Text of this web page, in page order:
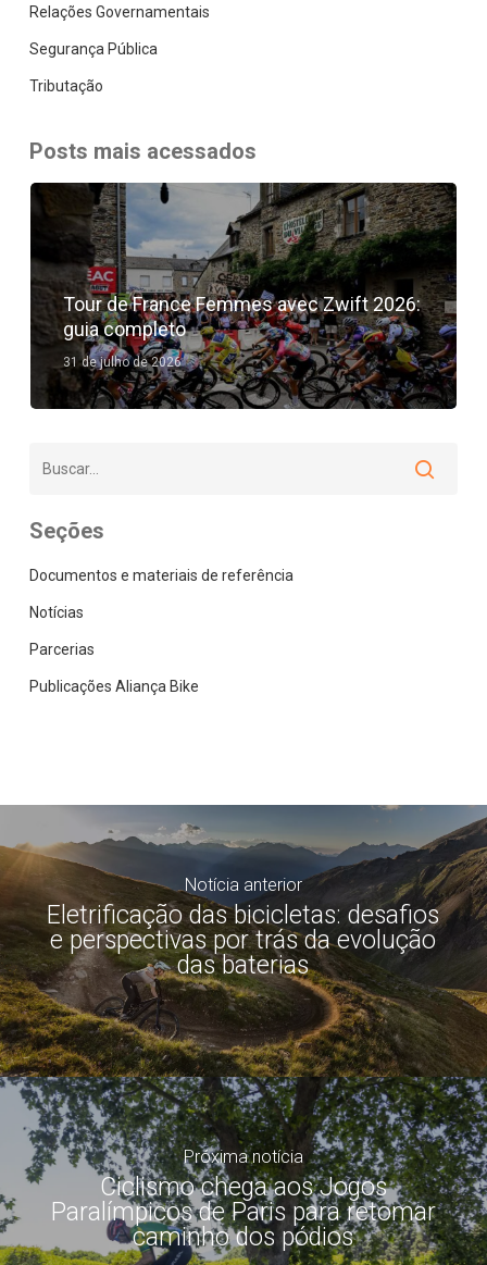
Relações Governamentais
Segurança Pública
Tributação
Posts mais acessados
Tour de France Femmes avec Zwift 2026:
guia completo
31 de julho de 2026
Seções
Documentos e materiais de referência
Notícias
Parcerias
Publicações Aliança Bike
Notícia anterior
Eletrificação das bicicletas: desafios
e perspectivas por trás da evolução
das baterias
Próxima notícia
Ciclismo chega aos Jogos
Paralímpicos de Paris para retomar
caminho dos pódios